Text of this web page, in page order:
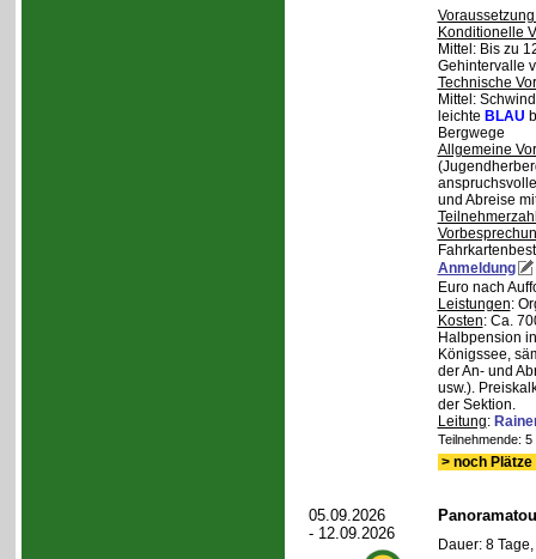
Konditionelle
Mittel: Bis zu
Gehintervalle
Technische
Mittel:
leichte BLAU
Bergwege
Allgemeine
und Abreise
Anmeldung
Euro nach
Leistungen:
Kosten: Ca.
Halbpension
Königssee,
der An- und
usw.).
der Sektion.
Leitung:
Teilnehmende:
> noch
05.09.2026
- 12.09.2026
Dauer: 8